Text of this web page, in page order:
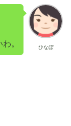
ひなぼ
。